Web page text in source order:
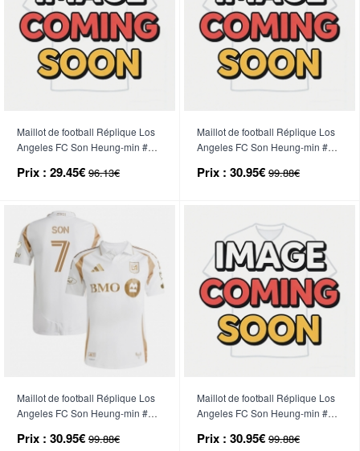
Maillot de football Réplique Los
Angeles FC Son Heung-min #7
Manche Courte (+ Pantalon
Prix : 29.45€ 96.13€
Maillot de football Réplique Los
Angeles FC Son Heung-min #7
Courte
Prix : 30.95€ 99.88€
Maillot de football Réplique Los
Angeles FC Son Heung-min #7
Courte
Prix : 30.95€ 99.88€
Maillot de football Réplique Los
Angeles FC Son Heung-min #7
Courte
Prix : 30.95€ 99.88€